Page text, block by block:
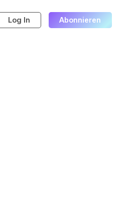
Log In Abonnieren